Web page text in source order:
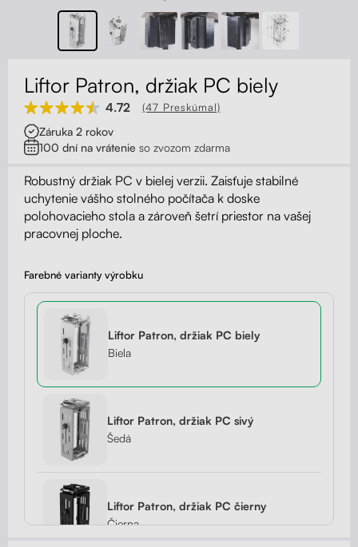
Kolieska
Stojany na monitor - Riser
Skrinky so zásuvkami a zásuvky
Akustické paravány
Opierky
Kontakt
Liftor Patron, držiak PC biely
4.72 (47 Preskúmal)
Záruka 2 rokov
100 dní na vrátenie so zvozom zdarma
Robustný držiak PC v bielej verzii. Zaisťuje stabilné
uchytenie vášho stolného počítača k doske
polohovacieho stola a zároveň šetrí priestor na vašej
pracovnej ploche.
Farebné varianty výrobku
Liftor Patron, držiak PC biely
Biela
Liftor Patron, držiak PC sivý
Šedá
Liftor Patron, držiak PC čierny
Čierna